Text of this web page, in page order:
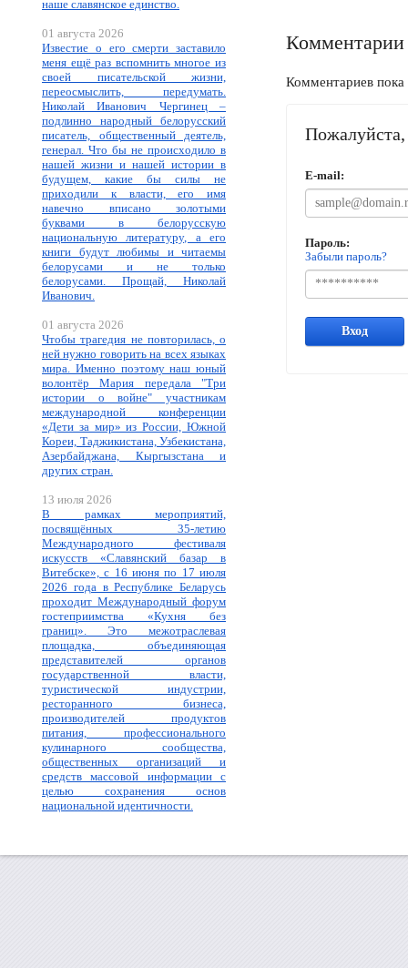
наше славянское единство.
01 августа 2026
Известие о его смерти заставило
меня ещё раз вспомнить многое из
своей писательской жизни,
переосмыслить, передумать.
Николай Иванович Чергинец –
подлинно народный белорусский
писатель, общественный деятель,
генерал. Что бы не происходило в
нашей жизни и нашей истории в
будущем, какие бы силы не
приходили к власти, его имя
навечно вписано золотыми
буквами в белорусскую
национальную литературу, а его
книги будут любимы и читаемы
белорусами и не только
белорусами. Прощай, Николай
Иванович.
01 августа 2026
Чтобы трагедия не повторилась, о
ней нужно говорить на всех языках
мира. Именно поэтому наш юный
волонтёр Мария передала "Три
истории о войне" участникам
международной конференции
«Дети за мир» из России, Южной
Кореи, Таджикистана, Узбекистана,
Азербайджана, Кыргызстана и
других стран.
13 июля 2026
В рамках мероприятий,
посвящённых 35-летию
Международного фестиваля
искусств «Славянский базар в
Витебске», с 16 июня по 17 июля
2026 года в Республике Беларусь
проходит Международный форум
гостеприимства «Кухня без
границ». Это межотраслевая
площадка, объединяющая
представителей органов
государственной власти,
туристической индустрии,
ресторанного бизнеса,
производителей продуктов
питания, профессионального
кулинарного сообщества,
общественных организаций и
средств массовой информации с
целью сохранения основ
национальной идентичности.
Комментарии
Комментариев пока
Пожалуйста,
E-mail:
Пароль:
Забыли пароль?
Вход